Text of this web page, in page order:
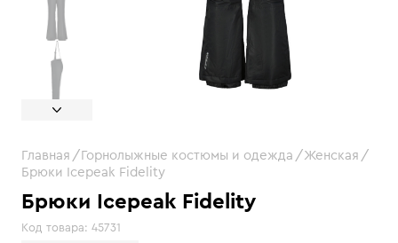
Брюки Icepeak Fidelity
Код товара: 45731
Главная Горнолыжные костюмы и одежда
Женская
Брюки Icepeak Fidelity